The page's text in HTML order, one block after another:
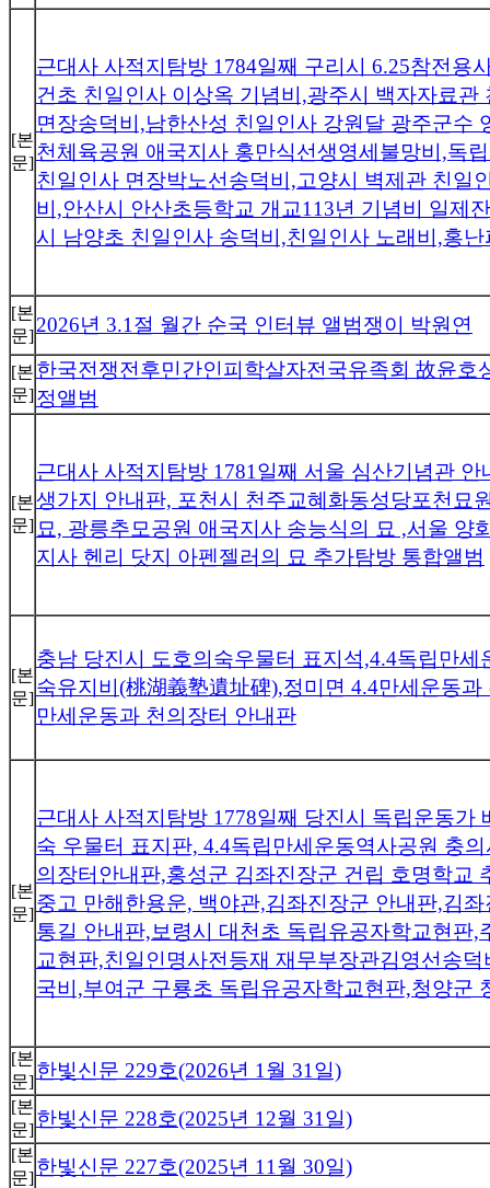
[본
문]
근대사 사적지탐방 1784일째 구리시 6.25참전용
건초 친일인사 이상옥 기념비,광주시 백자자료관
면장송덕비,남한산성 친일인사 강원달 광주군수
천체육공원 애국지사 홍만식선생영세불망비,독
친일인사 면장박노선송덕비,고양시 벽제관 친일
비,안산시 안산초등학교 개교113년 기념비 일제
시 남양초 친일인사 송덕비,친일인사 노래비,홍
[본
문]2026년 3.1절 월간 순국 인터뷰 앨범쟁이 박원연
[본
문]
한국전쟁전후민간인피학살자전국유족회 故윤호
정앨범
[본
문]
근대사 사적지탐방 1781일째 서울 심산기념관
생가지 안내판, 포천시 천주교혜화동성당포천묘
묘, 광릉추모공원 애국지사 송능식의 묘 ,서울 양
지사 헨리 닷지 아펜젤러의 묘 추가탐방 통합앨범
[본
문]
충남 당진시 도호의숙우물터 표지석,4.4독립만세
숙유지비(桃湖義塾遺址碑),정미면 4.4만세운동
만세운동과 천의장터 안내판
[본
문]
근대사 사적지탐방 1778일째 당진시 독립운동가
숙 우물터 표지판, 4.4독립만세운동역사공원 충
의장터안내판,홍성군 김좌진장군 건립 호명학교
중고 만해한용운, 백야관,김좌진장군 안내판,김
통길 안내판,보령시 대천초 독립유공자학교현판,
교현판,친일인명사전등재 재무부장관김영선송
국비,부여군 구룡초 독립유공자학교현판,청양군
[본
문]한빛신문 229호(2026년 1월 31일)
[본
문]한빛신문 228호(2025년 12월 31일)
[본
문]한빛신문 227호(2025년 11월 30일)